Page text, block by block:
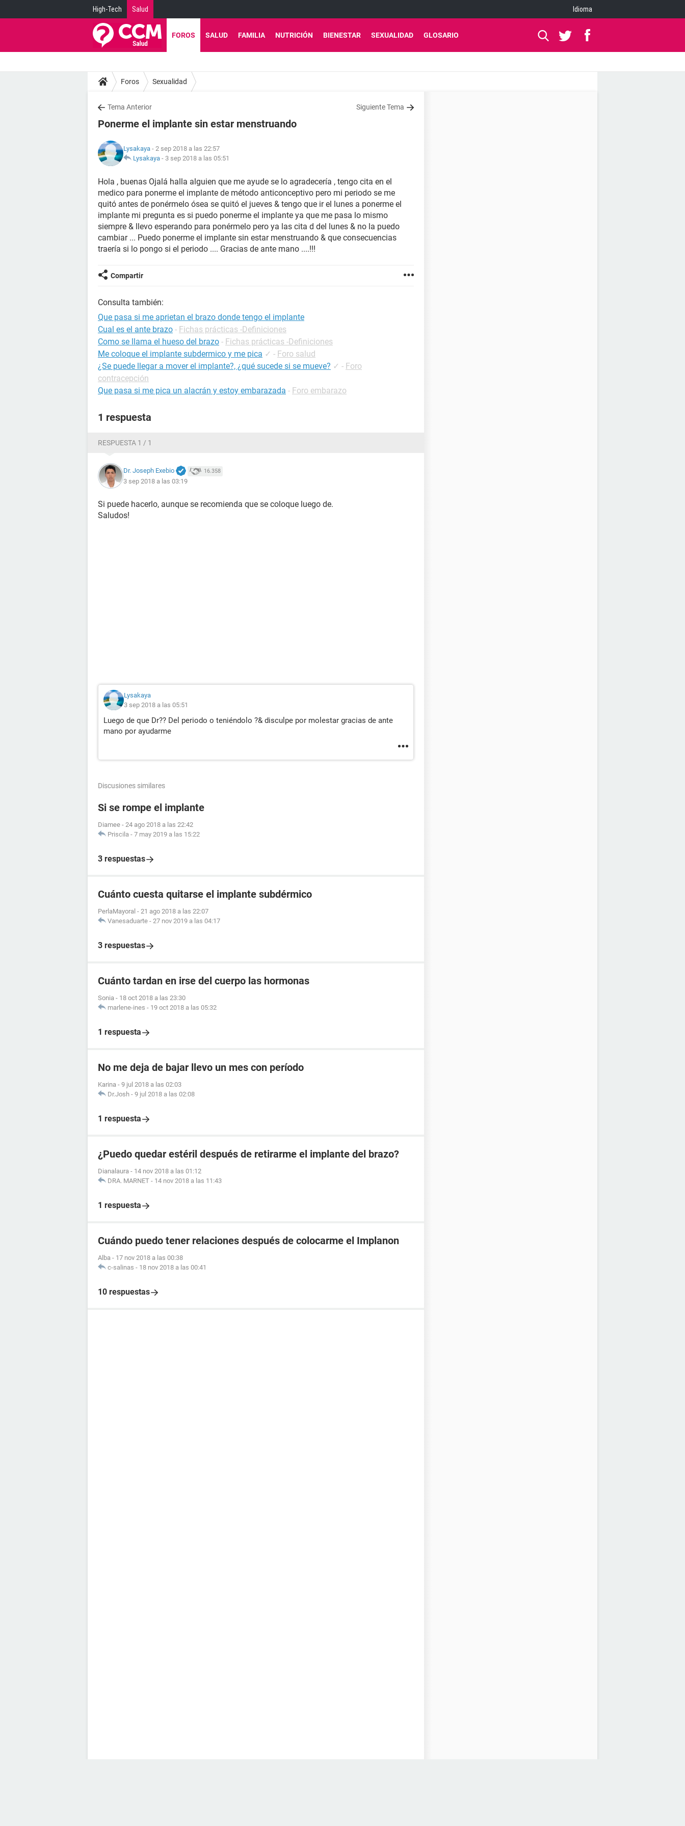
High-Tech Salud Idioma
FOROS SALUD FAMILIA NUTRICIÓN BIENESTAR SEXUALIDAD GLOSARIO
Foros Sexualidad
Tema Anterior Siguiente Tema
Ponerme el implante sin estar menstruando
Lysakaya - 2 sep 2018 a las 22:57
Lysakaya - 3 sep 2018 a las 05:51
Hola , buenas Ojalá halla alguien que me ayude se lo agradecería , tengo cita en el
medico para ponerme el implante de método anticonceptivo pero mi periodo se me
quitó antes de ponérmelo ósea se quitó el jueves & tengo que ir el lunes a ponerme el
implante mi pregunta es si puedo ponerme el implante ya que me pasa lo mismo
siempre & llevo esperando para ponérmelo pero ya las cita d del lunes & no la puedo
cambiar ... Puedo ponerme el implante sin estar menstruando & que consecuencias
traería si lo pongo si el periodo .... Gracias de ante mano ....!!!
Compartir
Consulta también:
Que pasa si me aprietan el brazo donde tengo el implante
Cual es el ante brazo - Fichas prácticas -Definiciones
Como se llama el hueso del brazo - Fichas prácticas -Definiciones
Me coloque el implante subdermico y me pica ✓ - Foro salud
¿Se puede llegar a mover el implante?, ¿qué sucede si se mueve? ✓ - Foro
contracepción
Que pasa si me pica un alacrán y estoy embarazada - Foro embarazo
1 respuesta
RESPUESTA 1 / 1
Dr. Joseph Exebio 16.358
3 sep 2018 a las 03:19
Si puede hacerlo, aunque se recomienda que se coloque luego de.
Saludos!
Lysakaya
3 sep 2018 a las 05:51
Luego de que Dr?? Del periodo o teniéndolo ?& disculpe por molestar gracias de ante
mano por ayudarme
Discusiones similares
Si se rompe el implante
Diamee - 24 ago 2018 a las 22:42
Priscila - 7 may 2019 a las 15:22
3 respuestas
Cuánto cuesta quitarse el implante subdérmico
PerlaMayoral - 21 ago 2018 a las 22:07
Vanesaduarte - 27 nov 2019 a las 04:17
3 respuestas
Cuánto tardan en irse del cuerpo las hormonas
Sonia - 18 oct 2018 a las 23:30
marlene-ines - 19 oct 2018 a las 05:32
1 respuesta
No me deja de bajar llevo un mes con período
Karina - 9 jul 2018 a las 02:03
Dr.Josh - 9 jul 2018 a las 02:08
1 respuesta
¿Puedo quedar estéril después de retirarme el implante del brazo?
Dianalaura - 14 nov 2018 a las 01:12
DRA. MARNET - 14 nov 2018 a las 11:43
1 respuesta
Cuándo puedo tener relaciones después de colocarme el Implanon
Alba - 17 nov 2018 a las 00:38
c-salinas - 18 nov 2018 a las 00:41
10 respuestas